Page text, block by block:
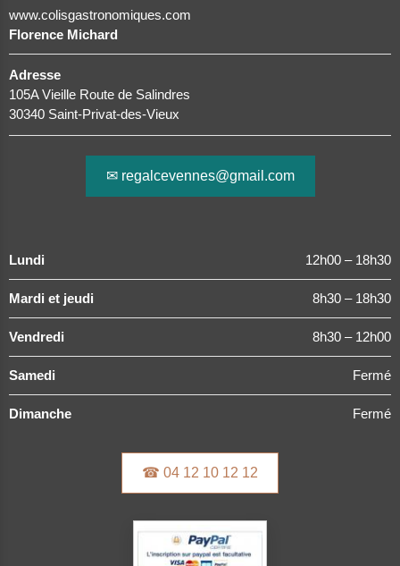
www.colisgastronomiques.com
Florence Michard
Adresse
105A Vieille Route de Salindres
30340 Saint-Privat-des-Vieux
✉ regalcevennes@gmail.com
Lundi 12h00 – 18h30
Mardi et jeudi 8h30 – 18h30
Vendredi 8h30 – 12h00
Samedi Fermé
Dimanche Fermé
☎ 04 12 10 12 12